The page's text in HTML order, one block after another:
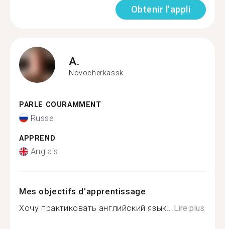
Obtenir l'appli
A.
Novocherkassk
PARLE COURAMMENT
Russe
APPREND
Anglais
Mes objectifs d'apprentissage
Хочу практиковать английский язык...Lire plus